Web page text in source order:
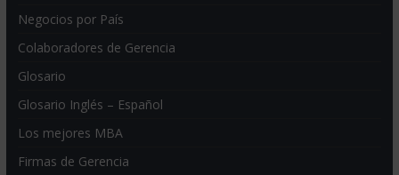
Negocios por País
Colaboradores de Gerencia
Glosario
Glosario Inglés – Español
Los mejores MBA
Firmas de Gerencia